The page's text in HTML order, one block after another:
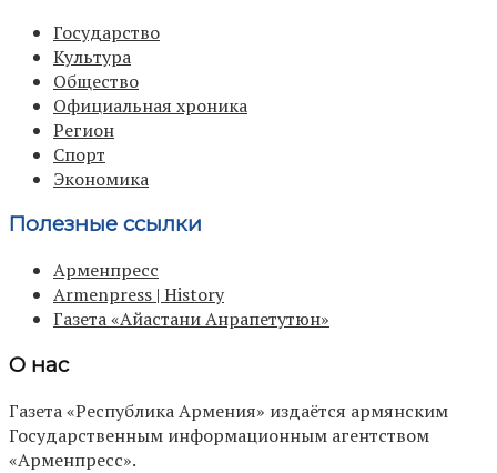
Государство
Культура
Общество
Официальная хроника
Регион
Спорт
Экономика
Полезные ссылки
Арменпресс
Armenpress | History
Газета «Айастани Анрапетутюн»
О нас
Газета «Республика Армения» издаётся армянским
Государственным информационным агентством
«Арменпресс».